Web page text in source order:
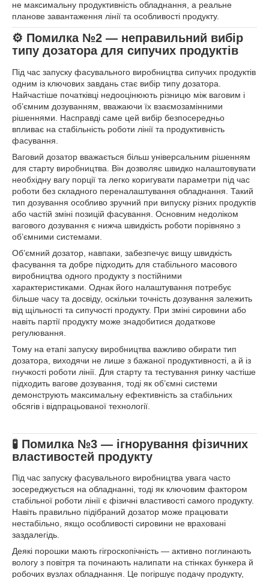
не максимальну продуктивність обладнання, а реальне
планове завантаження лінії та особливості продукту.
⚙️ Помилка №2 — неправильний вибір
типу дозатора для сипучих продуктів
Під час запуску фасувального виробництва сипучих продуктів
одним із ключових завдань стає вибір типу дозатора.
Найчастіше початківці недооцінюють різницю між ваговим і
об’ємним дозуванням, вважаючи їх взаємозамінними
рішеннями. Насправді саме цей вибір безпосередньо
впливає на стабільність роботи лінії та продуктивність
фасування.
Ваговий дозатор вважається більш універсальним рішенням
для старту виробництва. Він дозволяє швидко налаштовувати
необхідну вагу порції та легко коригувати параметри під час
роботи без складного переналаштування обладнання. Такий
тип дозування особливо зручний при випуску різних продуктів
або частій зміні позицій фасування. Основним недоліком
вагового дозування є нижча швидкість роботи порівняно з
об’ємними системами.
Об’ємний дозатор, навпаки, забезпечує вищу швидкість
фасування та добре підходить для стабільного масового
виробництва одного продукту з постійними
характеристиками. Однак його налаштування потребує
більше часу та досвіду, оскільки точність дозування залежить
від щільності та сипучості продукту. При зміні сировини або
навіть партії продукту може знадобитися додаткове
регулювання.
Тому на етапі запуску виробництва важливо обирати тип
дозатора, виходячи не лише з бажаної продуктивності, а й із
гнучкості роботи лінії. Для старту та тестування ринку частіше
підходить вагове дозування, тоді як об’ємні системи
демонструють максимальну ефективність за стабільних
обсягів і відпрацьованої технології.
🧪 Помилка №3 — ігнорування фізичних
властивостей продукту
Під час запуску фасувального виробництва увага часто
зосереджується на обладнанні, тоді як ключовим фактором
стабільної роботи лінії є фізичні властивості самого продукту.
Навіть правильно підібраний дозатор може працювати
нестабільно, якщо особливості сировини не враховані
заздалегідь.
Деякі порошки мають гігроскопічність — активно поглинають
вологу з повітря та починають налипати на стінках бункера й
робочих вузлах обладнання. Це погіршує подачу продукту,